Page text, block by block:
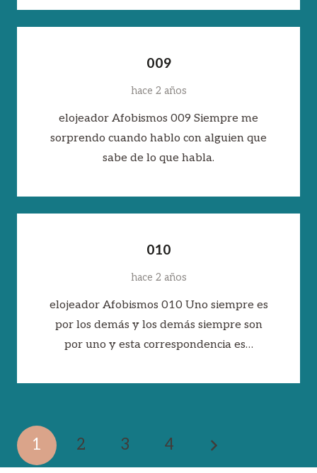
009
hace 2 años
elojeador Afobismos 009 Siempre me
sorprendo cuando hablo con alguien que
sabe de lo que habla.
010
hace 2 años
elojeador Afobismos 010 Uno siempre es
por los demás y los demás siempre son
por uno y esta correspondencia es…
1 2 3 4